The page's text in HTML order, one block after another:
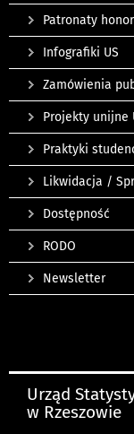
Patronaty
Infografiki US
Zamówienia
Projekty unijne
Praktyki
Likwidacja /
Dostępność
RODO
Newsletter
Urząd
w Rzeszowie